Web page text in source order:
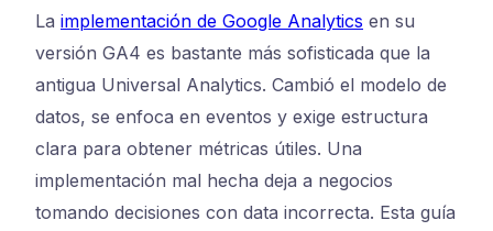
La implementación de Google Analytics en su
versión GA4 es bastante más sofisticada que la
antigua Universal Analytics. Cambió el modelo de
datos, se enfoca en eventos y exige estructura
clara para obtener métricas útiles. Una
implementación mal hecha deja a negocios
tomando decisiones con data incorrecta. Esta guía